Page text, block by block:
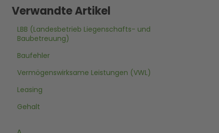
Verwandte Artikel
LBB (Landesbetrieb Liegenschafts- und
Baubetreuung)
Baufehler
Vermögenswirksame Leistungen (VWL)
Leasing
Gehalt